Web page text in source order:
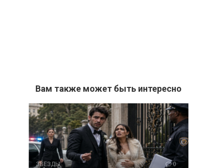
Вам также может быть интересно
ЗВЕЗДЫ 0